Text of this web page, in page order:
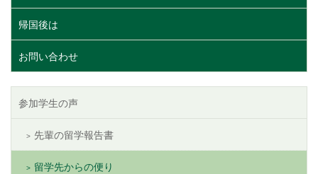
帰国後は
お問い合わせ
参加学生の声
先輩の留学報告書
留学先からの便り